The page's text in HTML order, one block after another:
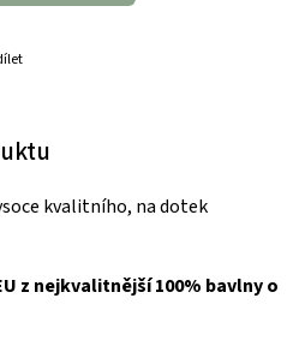
kvalitního, na dotek
z nejkvalitnější 100% bavlny o